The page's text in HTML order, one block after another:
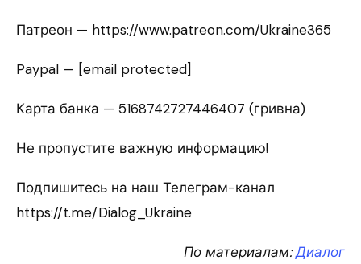
Патреон — https://www.patreon.com/Ukraine365
Paypal — [email protected]
Карта банка — 5168742727446407 (гривна)
Не пропустите важную информацию!
Подпишитесь на наш Телеграм-канал
https://t.me/Dialog_Ukraine
По материалам:Диалог